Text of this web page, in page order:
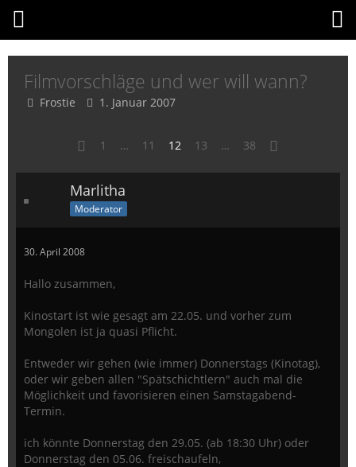
Filmvorschläge und wer will wann?
Frostie 1. Januar 2007
1 … 11 12 13 … 38
Marlitha
Moderator
30. April 2008
Hallo zusammen,
Kinostart ist wie gesagt am 22.05. und vorher zum
Mongolen ist ja quasi Pflicht.
Entweder wir gehen (wie immer) Donnerstags (Kinotag),
oder wir geben allen "Spätschichtlern" auch mal die
Möglichkeit und favorisieren einen Samstagabend-
Termin.
ich könnte Donnerstag den 29.05. (ab 18:30 Uhr) oder
Donnerstag den 05.06. freischaufeln,